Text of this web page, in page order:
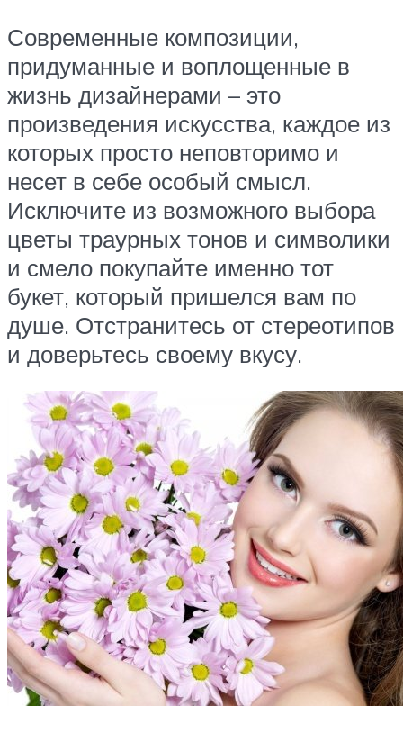
Современные композиции,
придуманные и воплощенные в
жизнь дизайнерами – это
произведения искусства, каждое из
которых просто неповторимо и
несет в себе особый смысл.
Исключите из возможного выбора
цветы траурных тонов и символики
и смело покупайте именно тот
букет, который пришелся вам по
душе. Отстранитесь от стереотипов
и доверьтесь своему вкусу.